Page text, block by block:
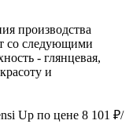
производства
со следующими
- глянцевая,
и
Up по цене 8 101 ₽/